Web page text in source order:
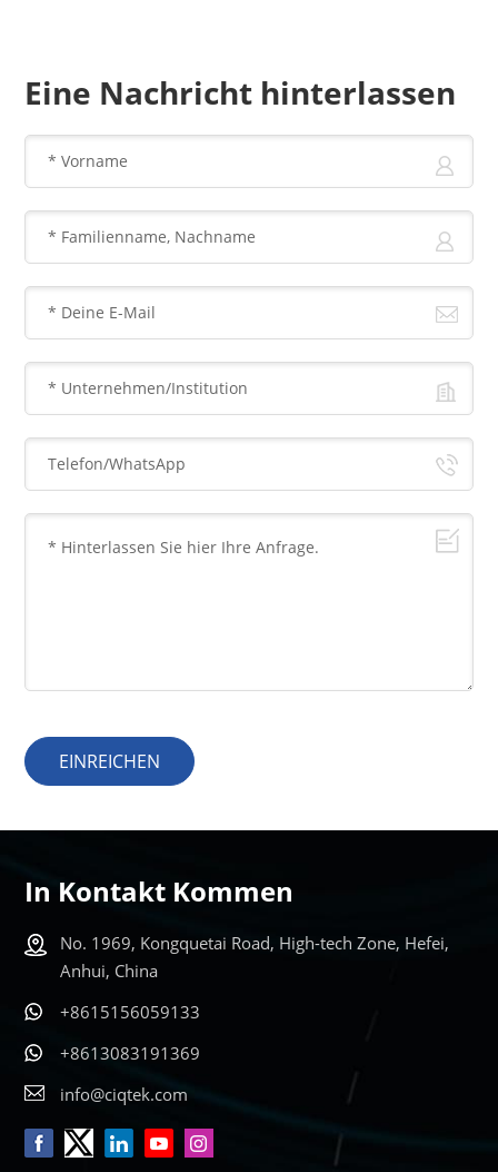
Eine Nachricht hinterlassen
EINREICHEN
In Kontakt Kommen
No. 1969, Kongquetai Road, High-tech Zone, Hefei,
Anhui, China
+8615156059133
+8613083191369
info@ciqtek.com